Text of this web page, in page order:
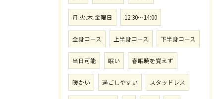
月.火.木.金曜日 12:30〜14:00
全身コース 上半身コース 下半身コース
当日可能 眠い 春眠暁を覚えず
暖かい 過ごしやすい スタッドレス